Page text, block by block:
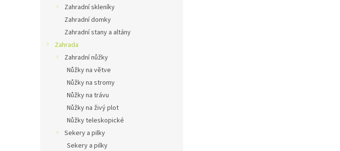
Zahradní skleníky
Zahradní domky
Zahradní stany a altány
Zahrada
Zahradní nůžky
Nůžky na větve
Nůžky na stromy
Nůžky na trávu
Nůžky na živý plot
Nůžky teleskopické
Sekery a pilky
Sekery a pilky